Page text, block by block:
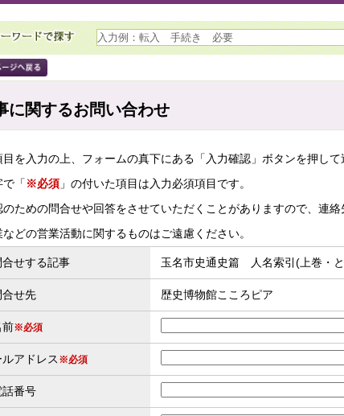
に関するお問い合わせ
目を入力の上、フォームの真下にある「入力確認」ボタンを押して
で「 ※必須 」の付いた項目は入力必須項目です。
のための問合せや回答をさせていただくことがありますので、連絡
などの営業活動に関するものはご遠慮ください。
合せする記事 玉名市史通史篇 人名索引(上巻・
合せ先 歴史博物館こころピア
前※必須
ルアドレス ※必須
話番号